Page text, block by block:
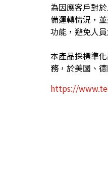
為因應客戶對
備運轉情況，
功能，避免人
本產品採標準
務，於美國、
https://